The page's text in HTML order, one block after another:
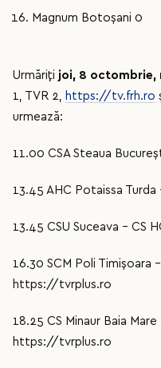
Magnum Botoșani 0
Urmăriți joi, 8 octombrie,
1, TVR 2,
https://tv.frh.ro
urmează:
11.00 CSA Steaua
13.45 AHC Potaissa
13.45 CSU Suceava – CS
16.30 SCM Poli Timișoara
https://tvrplus.ro
18.25 CS Minaur Baia
https://tvrplus.ro